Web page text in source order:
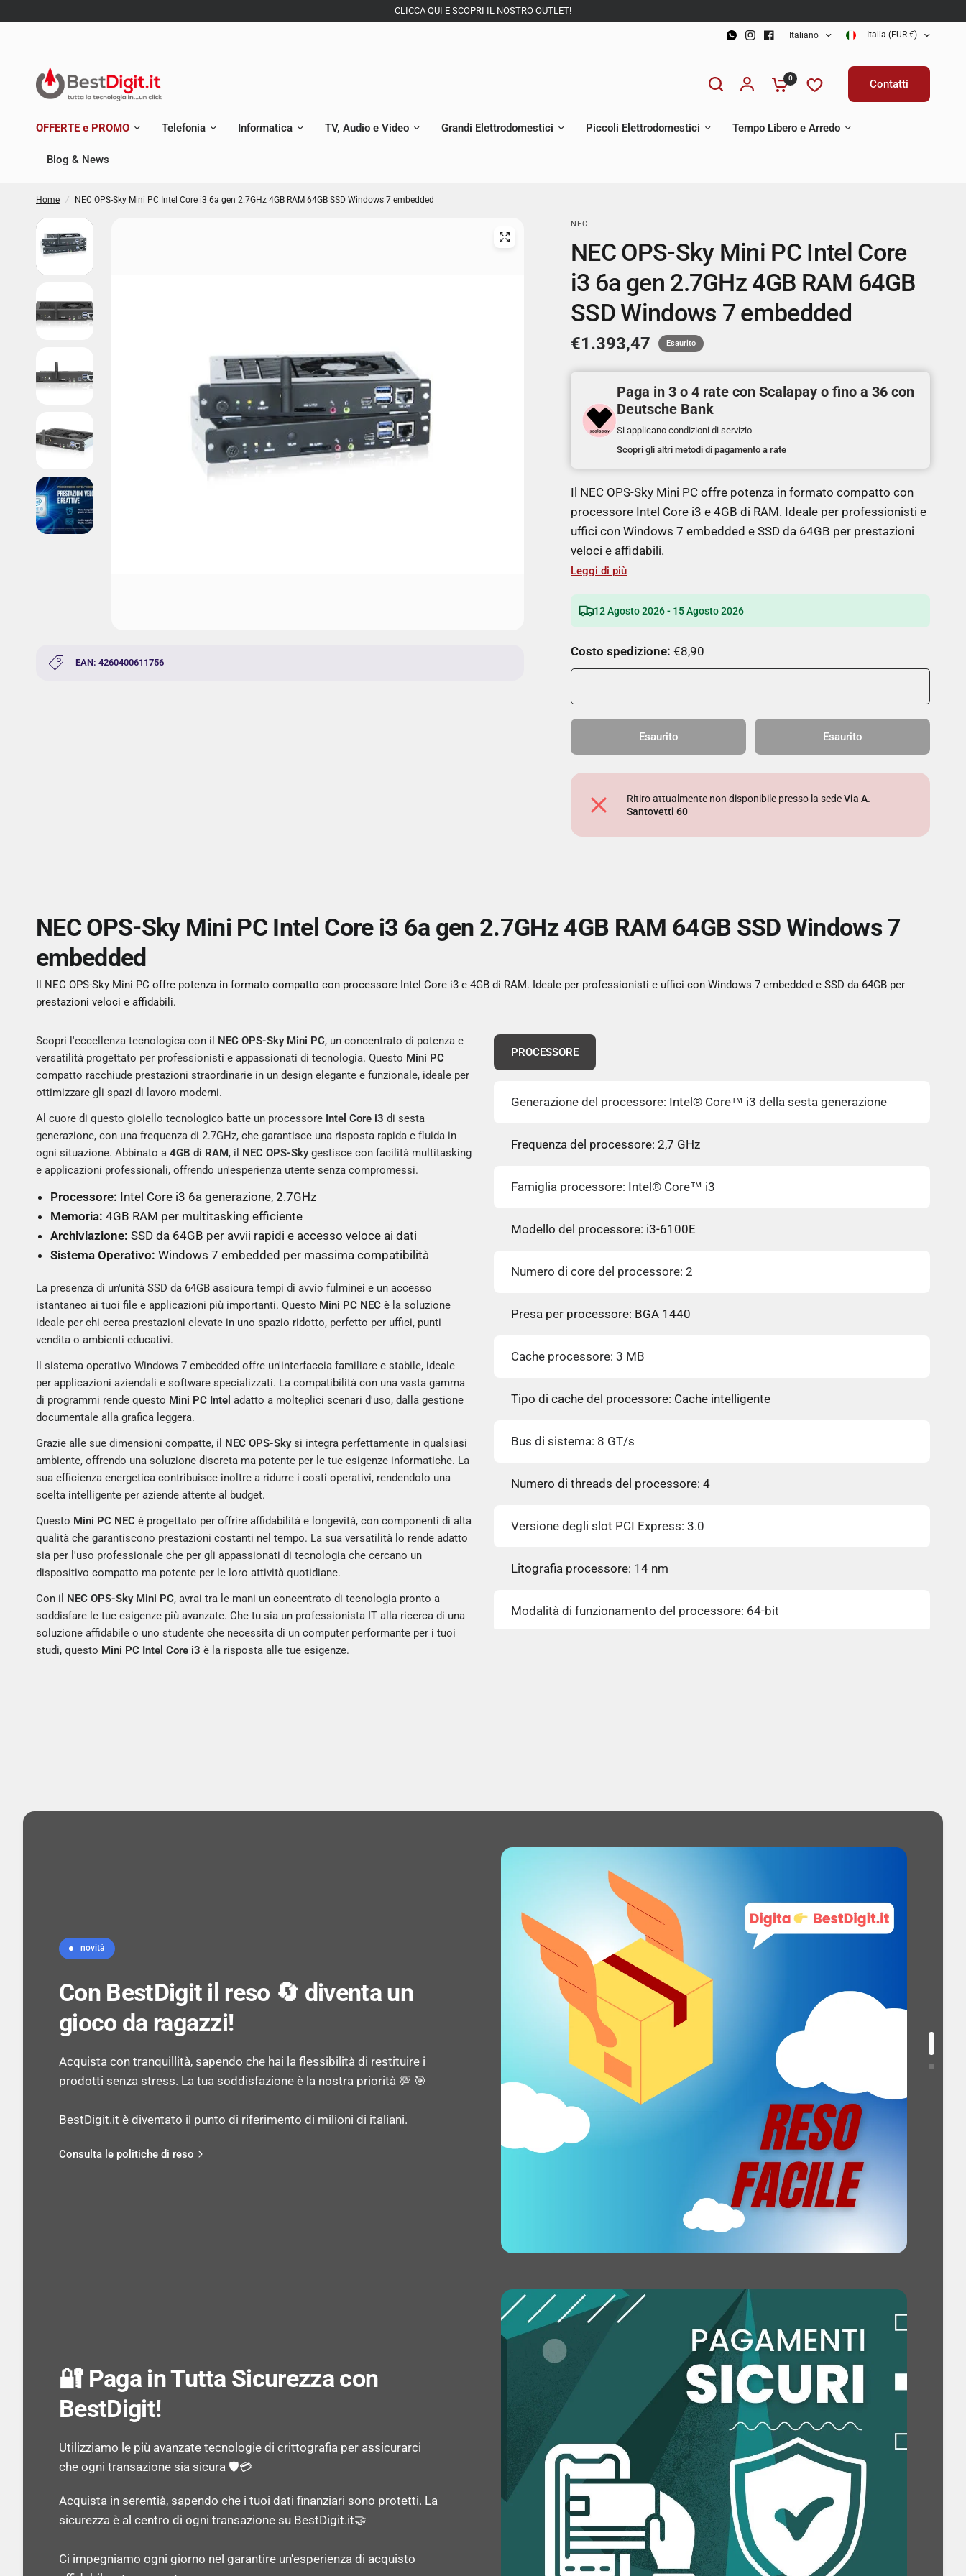
CLICCA QUI E SCOPRI IL NOSTRO OUTLET!
Italiano Italia (EUR €)
0 Contatti
OFFERTE e PROMO Telefonia Informatica TV, Audio e Video Grandi Elettrodomestici Piccoli Elettrodomestici Tempo Libero e Arredo
Blog & News
Home / NEC OPS-Sky Mini PC Intel Core i3 6a gen 2.7GHz 4GB RAM 64GB SSD Windows 7 embedded
EAN: 4260400611756
NEC
NEC OPS-Sky Mini PC Intel Core
i3 6a gen 2.7GHz 4GB RAM 64GB
SSD Windows 7 embedded
€1.393,47 Esaurito
Paga in 3 o 4 rate con Scalapay o fino a 36 con
Deutsche Bank
Si applicano condizioni di servizio
Scopri gli altri metodi di pagamento a rate
Il NEC OPS-Sky Mini PC offre potenza in formato compatto con
processore Intel Core i3 e 4GB di RAM. Ideale per professionisti e
uffici con Windows 7 embedded e SSD da 64GB per prestazioni
veloci e affidabili.
Leggi di più
12 Agosto 2026 - 15 Agosto 2026
Costo spedizione: €8,90
Esaurito Esaurito
Ritiro attualmente non disponibile presso la sedeVia A.
Santovetti 60
NEC OPS-Sky Mini PC Intel Core i3 6a gen 2.7GHz 4GB RAM 64GB SSD Windows 7
embedded
Il NEC OPS-Sky Mini PC offre potenza in formato compatto con processore Intel Core i3 e 4GB di RAM. Ideale per professionisti e uffici con Windows 7 embedded e SSD da 64GB per
prestazioni veloci e affidabili.
Scopri l'eccellenza tecnologica con il NEC OPS-Sky Mini PC, un concentrato di potenza e
versatilità progettato per professionisti e appassionati di tecnologia. Questo Mini PC
compatto racchiude prestazioni straordinarie in un design elegante e funzionale, ideale per
ottimizzare gli spazi di lavoro moderni.
Al cuore di questo gioiello tecnologico batte un processore Intel Core i3 di sesta
generazione, con una frequenza di 2.7GHz, che garantisce una risposta rapida e fluida in
ogni situazione. Abbinato a4GB di RAM, il NEC OPS-Skygestisce con facilità multitasking
e applicazioni professionali, offrendo un'esperienza utente senza compromessi.
Processore: Intel Core i3 6a generazione, 2.7GHz
Memoria: 4GB RAM per multitasking efficiente
Archiviazione: SSD da 64GB per avvii rapidi e accesso veloce ai dati
Sistema Operativo: Windows 7 embedded per massima compatibilità
La presenza di un'unità SSD da 64GB assicura tempi di avvio fulminei e un accesso
istantaneo ai tuoi file e applicazioni più importanti. Questo Mini PC NEC è la soluzione
ideale per chi cerca prestazioni elevate in uno spazio ridotto, perfetto per uffici, punti
vendita o ambienti educativi.
Il sistema operativo Windows 7 embedded offre un'interfaccia familiare e stabile, ideale
per applicazioni aziendali e software specializzati. La compatibilità con una vasta gamma
di programmi rende questo Mini PC Intel adatto a molteplici scenari d'uso, dalla gestione
documentale alla grafica leggera.
Grazie alle sue dimensioni compatte, il NEC OPS-Skysi integra perfettamente in qualsiasi
ambiente, offrendo una soluzione discreta ma potente per le tue esigenze informatiche. La
sua efficienza energetica contribuisce inoltre a ridurre i costi operativi, rendendolo una
scelta intelligente per aziende attente al budget.
Questo Mini PC NEC è progettato per offrire affidabilità e longevità, con componenti di alta
qualità che garantiscono prestazioni costanti nel tempo. La sua versatilità lo rende adatto
sia per l'uso professionale che per gli appassionati di tecnologia che cercano un
dispositivo compatto ma potente per le loro attività quotidiane.
Con il NEC OPS-Sky Mini PC, avrai tra le mani un concentrato di tecnologia pronto a
soddisfare le tue esigenze più avanzate. Che tu sia un professionista IT alla ricerca di una
soluzione affidabile o uno studente che necessita di un computer performante per i tuoi
studi, questo Mini PC Intel Core i3 è la risposta alle tue esigenze.
PROCESSORE
Generazione del processore: Intel® Core™ i3 della sesta generazione
Frequenza del processore: 2,7 GHz
Famiglia processore: Intel® Core™ i3
Modello del processore: i3-6100E
Numero di core del processore: 2
Presa per processore: BGA 1440
Cache processore: 3 MB
Tipo di cache del processore: Cache intelligente
Bus di sistema: 8 GT/s
Numero di threads del processore: 4
Versione degli slot PCI Express: 3.0
Litografia processore: 14 nm
Modalità di funzionamento del processore: 64-bit
Configurazione PCI Express: 1x16, 1x8+2x4, 2x8
Tjunction: 100 °C
Memoria interna massima supportata dal processore: 64 GB
Processore (da zone) Conflict free: Sì
Tipologie di memoria supportati dal processore: DDR3L-SDRAM, DDR4-
SDRAM, LPDDR3-SDRAM
Velocità memory clock supportate dal processore: 1600,1866,2133 MHz
Banda di memoria supportata dal processore (max): 34,1 GB/s
ECC supportato dal processore: Sì
RAM installata: 4 GB
RAM massima supportata: 16 GB
Slot memoria: 2x SO-DIMM
Velocità memoria: 2133 MHz
Canali di memoria: Dual-channel
novità
Con BestDigit il reso 🔄 diventa un
gioco da ragazzi!
Acquista con tranquillità, sapendo che hai la flessibilità di restituire i
prodotti senza stress. La tua soddisfazione è la nostra priorità 💯 🎯
BestDigit.it è diventato il punto di riferimento di milioni di italiani.
Consulta le politiche di reso
🔐 Paga in Tutta Sicurezza con
BestDigit!
Utilizziamo le più avanzate tecnologie di crittografia per assicurarci
che ogni transazione sia sicura 🛡️💳
Acquista in serentià, sapendo che i tuoi dati finanziari sono protetti. La
sicurezza è al centro di ogni transazione su BestDigit.it🤝
Ci impegniamo ogni giorno nel garantire un'esperienza di acquisto